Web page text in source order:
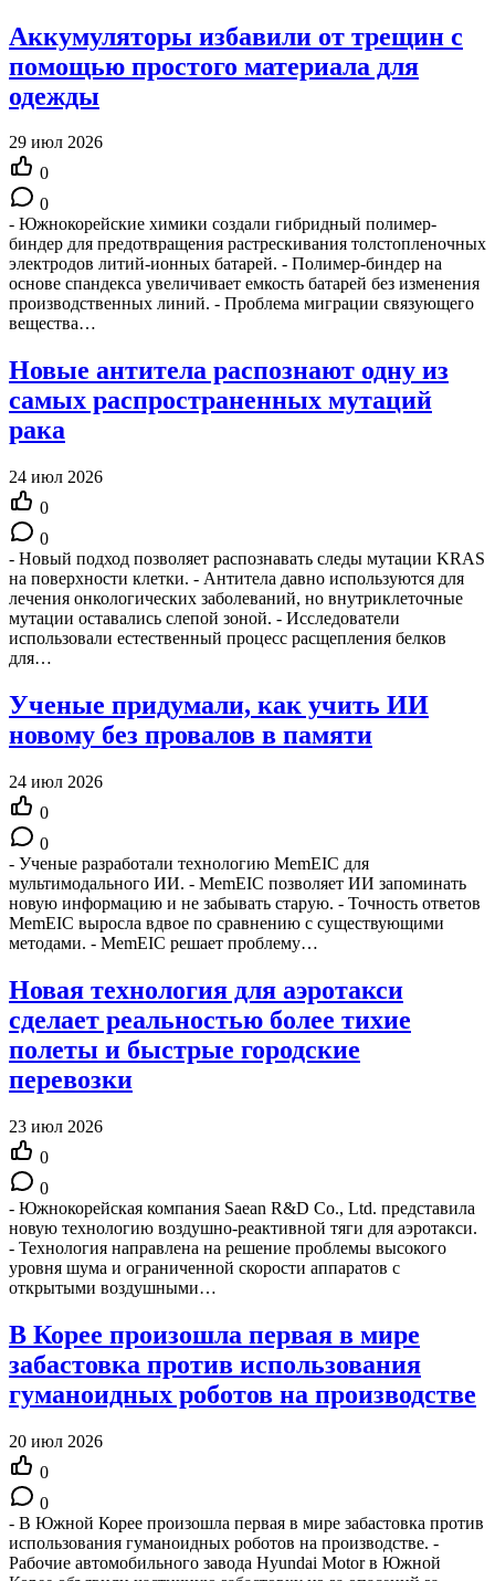
Аккумуляторы избавили от трещин с
помощью простого материала для
одежды
29 июл 2026
0
0
- Южнокорейские химики создали гибридный полимер-
биндер для предотвращения растрескивания толстопленочных
электродов литий-ионных батарей. - Полимер-биндер на
основе спандекса увеличивает емкость батарей без изменения
производственных линий. - Проблема миграции связующего
вещества…
Новые антитела распознают одну из
самых распространенных мутаций
рака
24 июл 2026
0
0
- Новый подход позволяет распознавать следы мутации KRAS
на поверхности клетки. - Антитела давно используются для
лечения онкологических заболеваний, но внутриклеточные
мутации оставались слепой зоной. - Исследователи
использовали естественный процесс расщепления белков
для…
Ученые придумали, как учить ИИ
новому без провалов в памяти
24 июл 2026
0
0
- Ученые разработали технологию MemEIC для
мультимодального ИИ. - MemEIC позволяет ИИ запоминать
новую информацию и не забывать старую. - Точность ответов
MemEIC выросла вдвое по сравнению с существующими
методами. - MemEIC решает проблему…
Новая технология для аэротакси
сделает реальностью более тихие
полеты и быстрые городские
перевозки
23 июл 2026
0
0
- Южнокорейская компания Saean R&D Co., Ltd. представила
новую технологию воздушно-реактивной тяги для аэротакси.
- Технология направлена на решение проблемы высокого
уровня шума и ограниченной скорости аппаратов с
открытыми воздушными…
В Корее произошла первая в мире
забастовка против использования
гуманоидных роботов на производстве
20 июл 2026
0
0
- В Южной Корее произошла первая в мире забастовка против
использования гуманоидных роботов на производстве. -
Рабочие автомобильного завода Hyundai Motor в Южной